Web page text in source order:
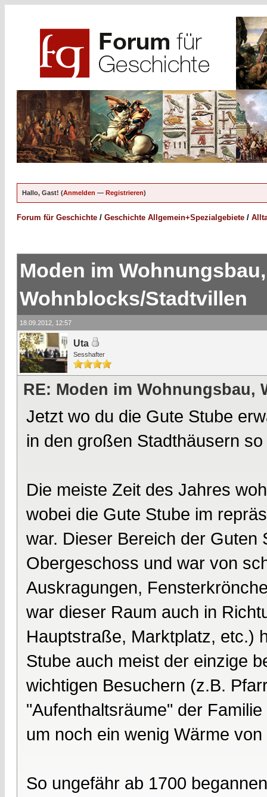
Hallo, Gast! (Anmelden — Registrieren)
Forum für Geschichte / Geschichte Allgemein+Spezialgebiete /
Moden im Wohnungsbau,
Wohnblocks/Stadtvillen
18.09.2012, 12:57
Uta
Sesshafter
RE: Moden im Wohnungsbau,
Jetzt wo du die Gute Stube
in den großen Stadthäusern
Die meiste Zeit des Jahres
wobei die Gute Stube im
war. Dieser Bereich der Guten
Obergeschoss und war von
Auskragungen,
war dieser Raum auch in
Hauptstraße, Marktplatz, etc.)
Stube auch meist der einzige
wichtigen Besuchern (z.B.
"Aufenthaltsräume" der
um noch ein wenig Wärme
So ungefähr ab 1700